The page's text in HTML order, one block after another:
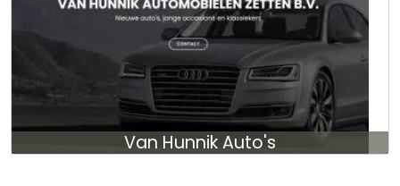
Van Hunnik Auto's